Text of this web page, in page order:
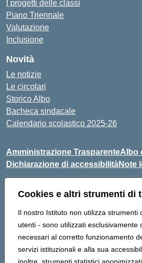
Cookies e altri strumenti di
Il nostro Istituto non utilizza strumenti
utenti - sono utilizzati esclusivamente
necessari al corretto funzionamento
servizi istituzionali e alla sua
I progetti delle classi
Piano Triennale
Valutazione
Inclusione
Novità
Le notizie
Le circolari
Storico Albo
Bacheca sindacale
Calendario scolastico 2025-26
Amministrazione TrasparenteAlbo
Dichiarazione di accessibilitàNote
Centralino:0307069017 Email:
Posta elettronica certificata (PEC):